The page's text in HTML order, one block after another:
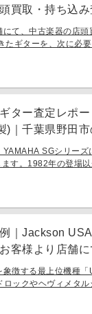
買取・持ち込
て、中古楽器の店頭
たギターを、次に必要
ター査定レポ
)｜千葉県野田
YAMAHA SGシリー
す。1982年の登場以
｜Jackson
客様より店舗に
徴する最上位機種
ックやヘヴィメタル